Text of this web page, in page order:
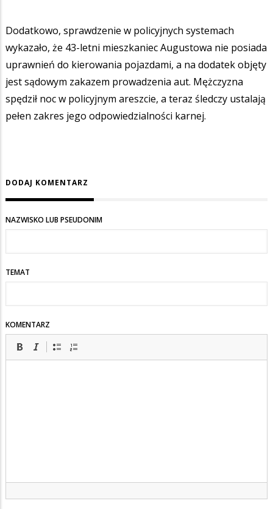
Dodatkowo, sprawdzenie w policyjnych systemach
wykazało, że 43-letni mieszkaniec Augustowa nie posiada
uprawnień do kierowania pojazdami, a na dodatek objęty
jest sądowym zakazem prowadzenia aut. Mężczyzna
spędził noc w policyjnym areszcie, a teraz śledczy ustalają
pełen zakres jego odpowiedzialności karnej.
DODAJ KOMENTARZ
NAZWISKO LUB PSEUDONIM
TEMAT
KOMENTARZ